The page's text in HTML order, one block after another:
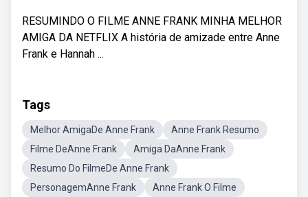
RESUMINDO O FILME ANNE FRANK MINHA MELHOR
AMIGA DA NETFLIX A história de amizade entre Anne
Frank e Hannah ...
Tags
Melhor AmigaDe Anne Frank
Anne Frank Resumo
Filme DeAnne Frank
Amiga DaAnne Frank
Resumo Do FilmeDe Anne Frank
PersonagemAnne Frank
Anne Frank O Filme